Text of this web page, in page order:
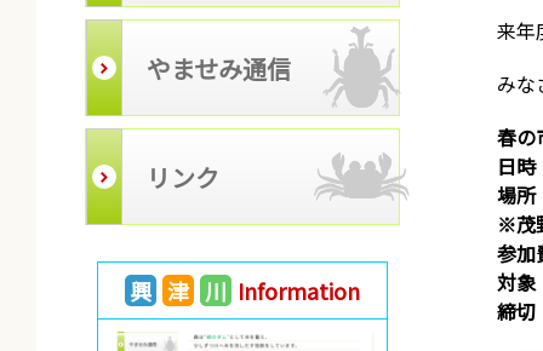
やませみ通信
リンク
興 津 川 Information
来年
み
春の
日
場所
※茂
参
対象
締切